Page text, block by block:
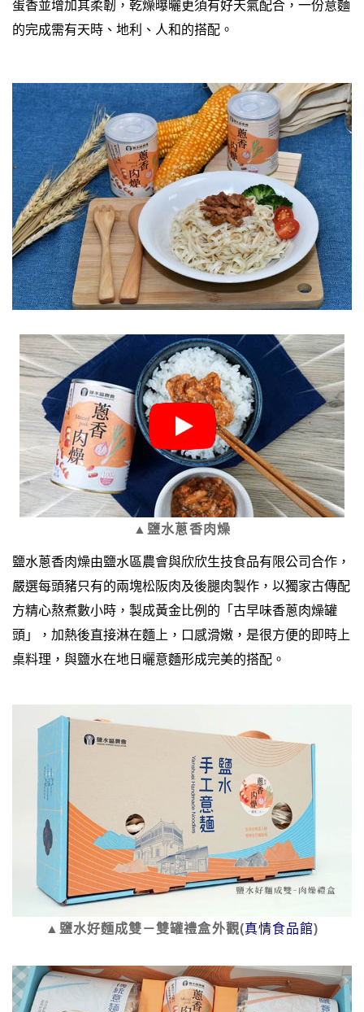
蛋香並增加其柔韌，乾燥曝曬更須有好天氣配合，一份意麵
的完成需有天時、地利、人和的搭配。
▲鹽水蔥香肉燥
鹽水蔥香肉燥由鹽水區農會與欣欣生技食品有限公司合作，
嚴選每頭豬只有的兩塊松阪肉及後腿肉製作，以獨家古傳配
方精心熬煮數小時，製成黃金比例的 「古早味香蔥肉燥罐
頭」
，加熱後直接淋在麵上，口感滑嫩，是很方便的即時上
桌料理 ，與鹽水在地日曬意麵形成完美的搭配。
▲鹽水好麵成雙－雙罐禮盒外觀(真情食品館)